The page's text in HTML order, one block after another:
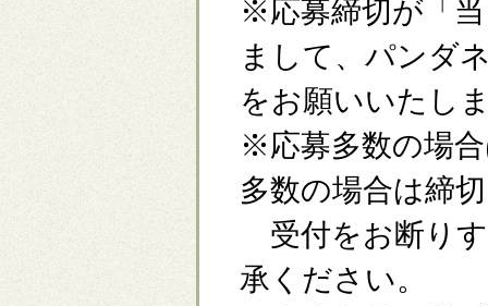
※応募締切が「
まして、パンダ
をお願いいたし
※応募多数の場
多数の場合は締
受付をお断り
承ください。